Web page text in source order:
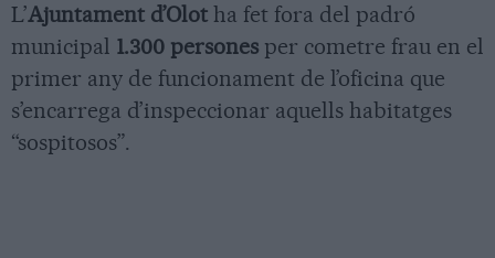
L’Ajuntament d’Olot ha fet fora del padró
municipal 1.300 persones per cometre frau en el
primer any de funcionament de l’oficina que
s’encarrega d’inspeccionar aquells habitatges
“sospitosos”.